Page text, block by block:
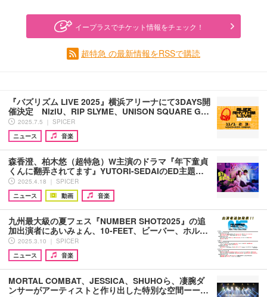
イープラスでチケット情報をチェック！
超特急 の最新情報をRSSで購読
『バズリズム LIVE 2025』横浜アリーナにて3DAYS開
催決定 NiziU、RIP SLYME、UNISON SQUARE G…
2025.7.5 ｜ SPICER
ニュース
音楽
森香澄、柏木悠（超特急）W主演のドラマ『年下童貞
くんに翻弄されてます』YUTORI-SEDAIのED主題…
2025.4.18 ｜ SPICER
ニュース
動画 音楽
九州最大級の夏フェス『NUMBER SHOT2025』の追
加出演者にあいみょん、10-FEET、ビーバー、ホル…
2025.3.10 ｜ SPICER
ニュース
音楽
MORTAL COMBAT、JESSICA、SHUHOら、凄腕ダ
ンサーがアーティストと作り出した特別な空間ーー…